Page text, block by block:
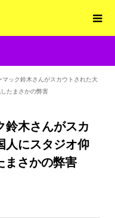
マック鈴木さんがスカウトされた大
たまさかの弊害
鈴木さんがスカ
人にスタジオ仰
さかの弊害